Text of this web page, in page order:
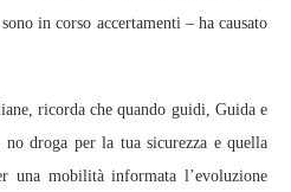
in corso accertamenti – ha causato
ricorda che quando guidi, Guida e
droga per la tua sicurezza e quella
una mobilità informata l’evoluzione